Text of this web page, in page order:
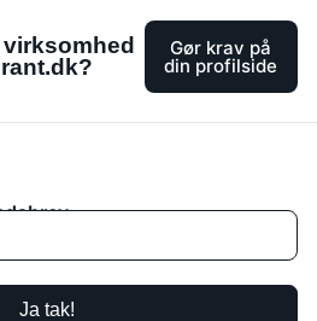
Gør krav på
din profilside
Ja tak!